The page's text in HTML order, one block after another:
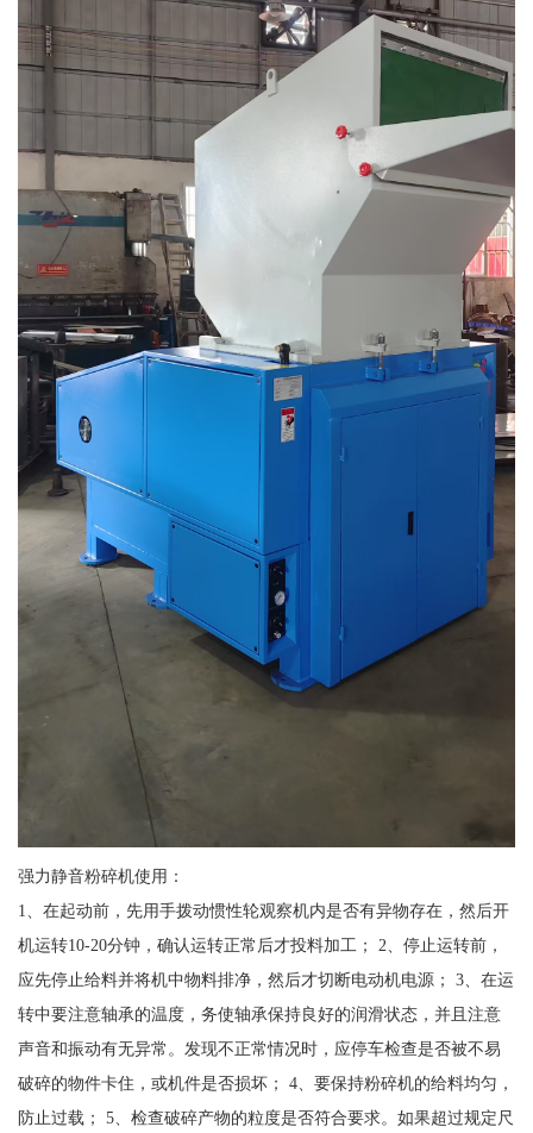
强力静音粉碎机使用：
1、在起动前，先用手拨动惯性轮观察机内是否有异物存在，然后开
机运转10-20分钟，确认运转正常后才投料加工； 2、停止运转前，
应先停止给料并将机中物料排净，然后才切断电动机电源； 3、在运
转中要注意轴承的温度，务使轴承保持良好的润滑状态，并且注意
声音和振动有无异常。发现不正常情况时，应停车检查是否被不易
破碎的物件卡住，或机件是否损坏； 4、要保持粉碎机的给料均匀，
防止过载； 5、检查破碎产物的粒度是否符合要求。如果超过规定尺